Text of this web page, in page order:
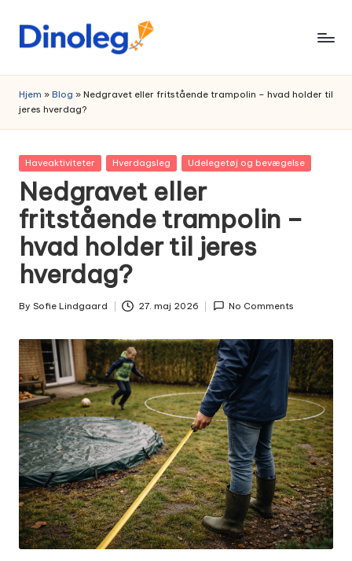
content
Hjem » Blog » Nedgravet eller fritstående trampolin – hvad holder til
jeres hverdag?
Posted
Haveaktiviteter Hverdagsleg Udelegetøj og bevægelse
Nedgravet eller
fritstående trampolin –
hvad holder til jeres
hverdag?
Posted
By Sofie Lindgaard 27. maj 2026 No Comments